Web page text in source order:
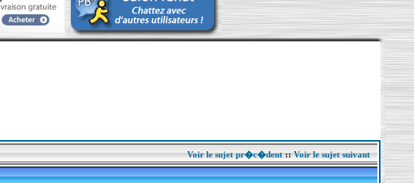
Voir le sujet pr�c�dent::Voir le sujet suivant